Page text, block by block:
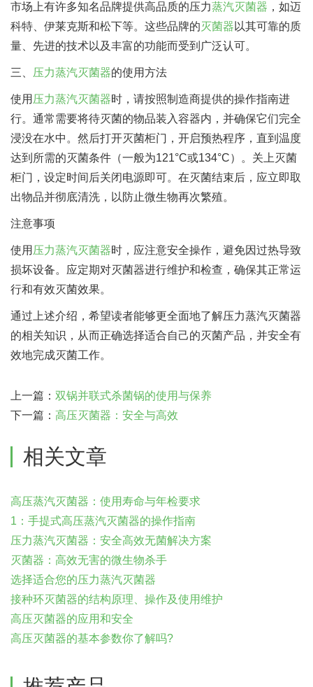
市场上有许多知名品牌提供高品质的压力蒸汽灭菌器 ，如迈
科特、伊莱克斯和松下等。这些品牌的灭菌器 以其可靠的质
量、先进的技术以及丰富的功能而受到广泛认可。
三、 压力蒸汽灭菌器的使用方法
使用 压力蒸汽灭菌器时，请按照制造商提供的操作指南进
行。通常需要将待灭菌的物品装入容器内，并确保它们完全
浸没在水中。然后打开灭菌柜门，开启预热程序，直到温度
达到所需的灭菌条件（一般为121°C或134°C）。关上灭菌
柜门，设定时间后关闭电源即可。在灭菌结束后，应立即取
出物品并彻底清洗，以防止微生物再次繁殖。
注意事项
使用 压力蒸汽灭菌器时，应注意安全操作，避免因过热导致
损坏设备。应定期对灭菌器进行维护和检查，确保其正常运
行和有效灭菌效果。
通过上述介绍，希望读者能够更全面地了解压力蒸汽灭菌器
的相关知识，从而正确选择适合自己的灭菌产品，并安全有
效地完成灭菌工作。
上一篇： 双锅并联式杀菌锅的使用与保养
下一篇： 高压灭菌器：安全与高效
相关文章
高压蒸汽灭菌器：使用寿命与年检要求
1：手提式高压蒸汽灭菌器的操作指南
压力蒸汽灭菌器：安全高效无菌解决方案
灭菌器：高效无害的微生物杀手
选择适合您的压力蒸汽灭菌器
接种环灭菌器的结构原理、操作及使用维护
高压灭菌器的应用和安全
高压灭菌器的基本参数你了解吗?